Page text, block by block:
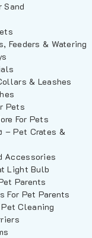
Sand
Feeders & Watering
& Leashes
Pets
For Pets
– Pet Crates &
Accessories
Light Bulb
Parents
For Pet Parents
Cleaning